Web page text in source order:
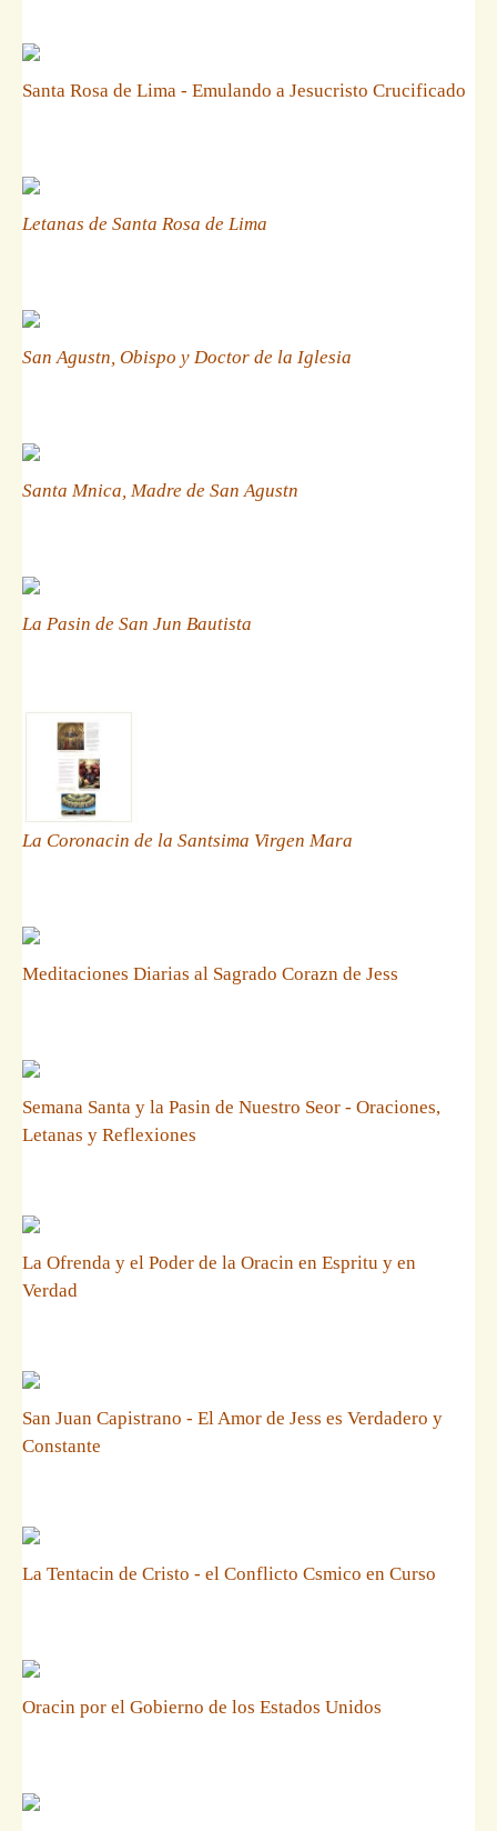
Santa Rosa de Lima - Emulando a Jesucristo Crucificado
Letanas de Santa Rosa de Lima
San Agustn, Obispo y Doctor de la Iglesia
Santa Mnica, Madre de San Agustn
La Pasin de San Jun Bautista
La Coronacin de la Santsima Virgen Mara
Meditaciones Diarias al Sagrado Corazn de Jess
Semana Santa y la Pasin de Nuestro Seor - Oraciones,
Letanas y Reflexiones
La Ofrenda y el Poder de la Oracin en Espritu y en
Verdad
San Juan Capistrano - El Amor de Jess es Verdadero y
Constante
La Tentacin de Cristo - el Conflicto Csmico en Curso
Oracin por el Gobierno de los Estados Unidos